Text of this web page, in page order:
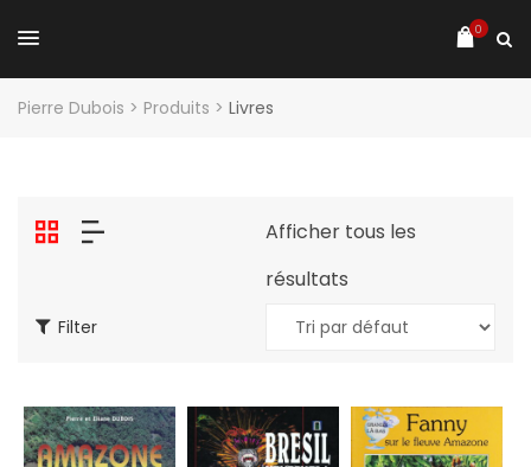
0
Pierre Dubois > Produits > Livres
Afficher tous les
résultats
Filter